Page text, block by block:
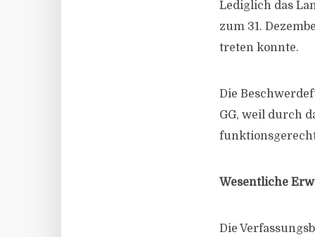
Lediglich das
zum 31.
treten konnte.
Die
GG, weil durch
Wesentliche
Die